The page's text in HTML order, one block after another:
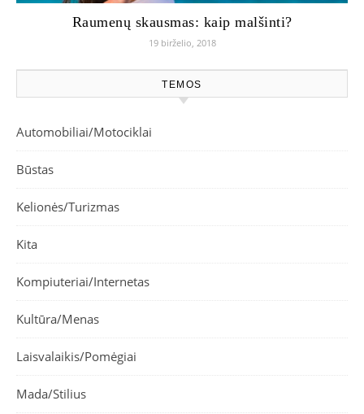
Raumenų skausmas: kaip malšinti?
19 birželio, 2018
TEMOS
Automobiliai/Motociklai
Būstas
Kelionės/Turizmas
Kita
Kompiuteriai/Internetas
Kultūra/Menas
Laisvalaikis/Pomėgiai
Mada/Stilius